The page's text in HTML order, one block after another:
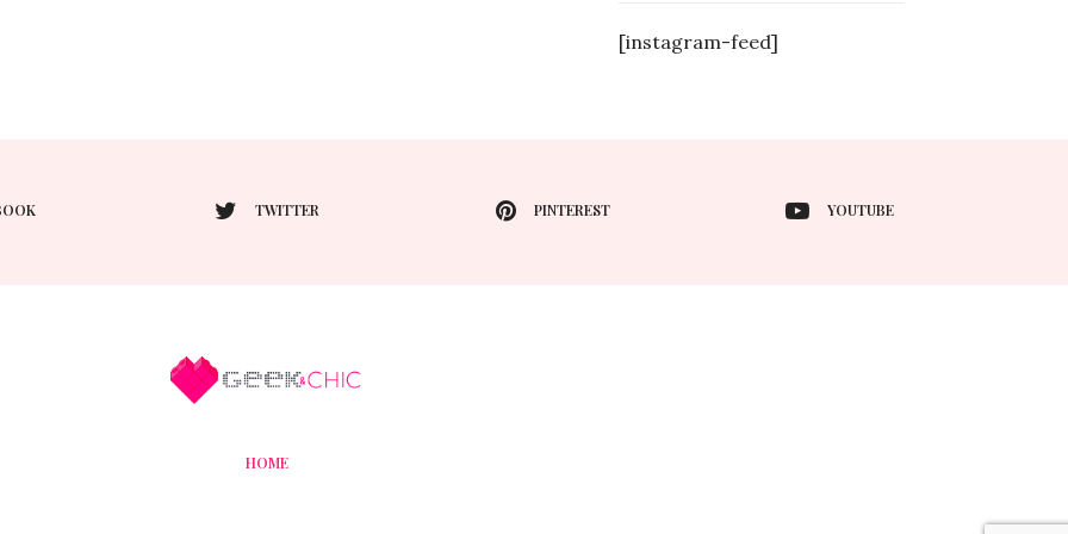
[instagram-feed]
TWITTER PINTEREST YOUTUBE
HOME